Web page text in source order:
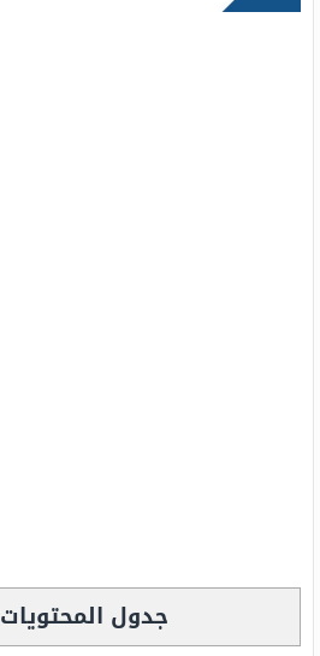
جدول المحتويات